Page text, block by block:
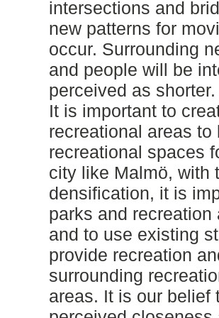
intersections and
new patterns for
occur. Surrounding
and people will be
perceived as shorter.
It is important to
recreational areas
recreational spaces
city like Malmö, with
densification, it is
parks and
and to use existing
provide recreation
surrounding
areas. It is our belief